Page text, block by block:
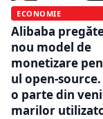
ECONOMIE
Alibaba
nou model de
monetizare
ul open-source.
o parte din
marilor